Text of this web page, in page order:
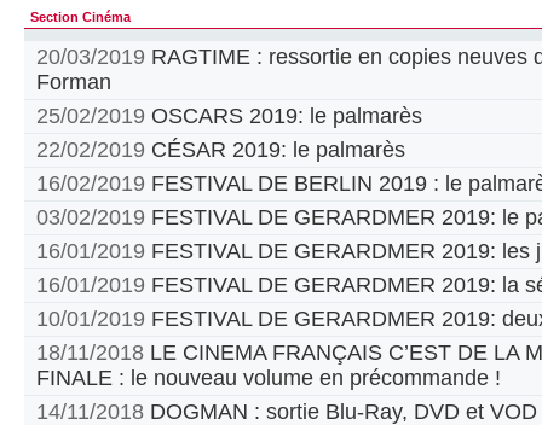
Section Cinéma
20/03/2019 RAGTIME : ressortie en copies neuves
Forman
25/02/2019 OSCARS 2019: le palmarès
22/02/2019 CÉSAR 2019: le palmarès
16/02/2019 FESTIVAL DE BERLIN 2019 : le
03/02/2019 FESTIVAL DE GERARDMER 2019: le
16/01/2019 FESTIVAL DE GERARDMER 2019: les
16/01/2019 FESTIVAL DE GERARDMER 2019: la
10/01/2019 FESTIVAL DE GERARDMER 2019:
18/11/2018 LE CINEMA FRANÇAIS C’EST DE LA
FINALE : le nouveau volume en précommande !
14/11/2018 DOGMAN : sortie Blu-Ray, DVD et VOD